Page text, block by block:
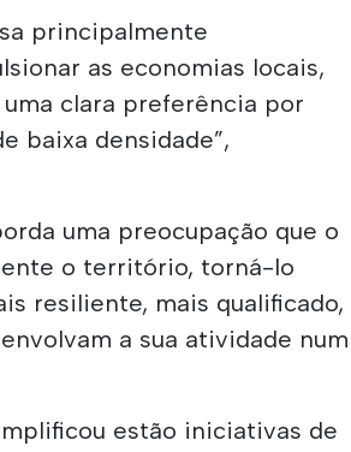
principalmente
as economias locais,
clara preferência por
baixa densidade”,
uma preocupação que o
o território, torná-lo
resiliente, mais qualificado,
a sua atividade num
estão iniciativas de